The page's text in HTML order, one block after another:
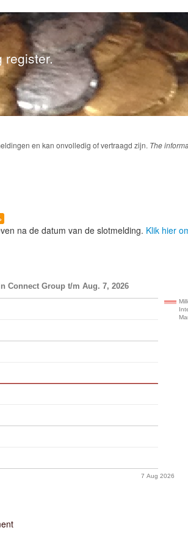
register.
en kan onvolledig of vertraagd zijn. The
na de datum van de slotmelding. Klik hier
Connect Group t/m Aug. 7, 2026
7 Aug 2026